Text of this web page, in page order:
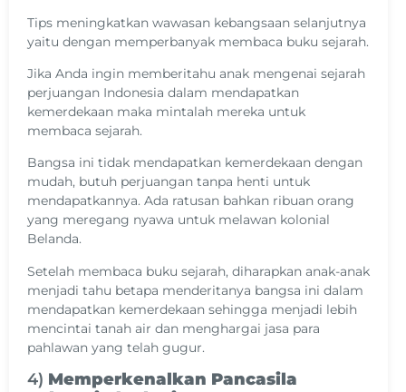
Tips meningkatkan wawasan kebangsaan selanjutnya
yaitu dengan memperbanyak membaca buku sejarah.
Jika Anda ingin memberitahu anak mengenai sejarah
perjuangan Indonesia dalam mendapatkan
kemerdekaan maka mintalah mereka untuk
membaca sejarah.
Bangsa ini tidak mendapatkan kemerdekaan dengan
mudah, butuh perjuangan tanpa henti untuk
mendapatkannya. Ada ratusan bahkan ribuan orang
yang meregang nyawa untuk melawan kolonial
Belanda.
Setelah membaca buku sejarah, diharapkan anak-anak
menjadi tahu betapa menderitanya bangsa ini dalam
mendapatkan kemerdekaan sehingga menjadi lebih
mencintai tanah air dan menghargai jasa para
pahlawan yang telah gugur.
4) Memperkenalkan Pancasila